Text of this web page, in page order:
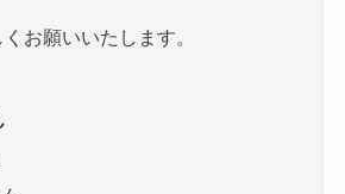
お願いいたします。